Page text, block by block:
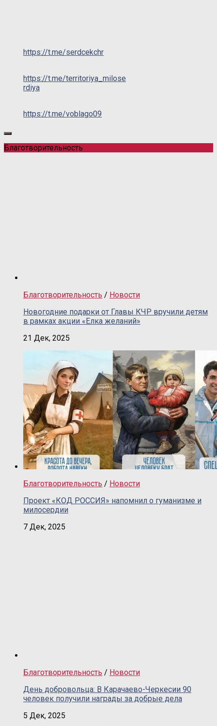
https://t.me/serdcekchr
https://t.me/territoriya_milose
rdiya
https://t.me/voblago09
Благотворительность
Благотворительность / Новости
Новогодние подарки от Главы КЧР вручили детям
в рамках акции «Елка желаний»
21 Дек, 2025
Благотворительность / Новости
Проект «КОД РОССИЯ» напомнил о гуманизме и
милосердии
7 Дек, 2025
Благотворительность / Новости
День добровольца: В Карачаево-Черкесии 90
человек получили награды за добрые дела
5 Дек, 2025